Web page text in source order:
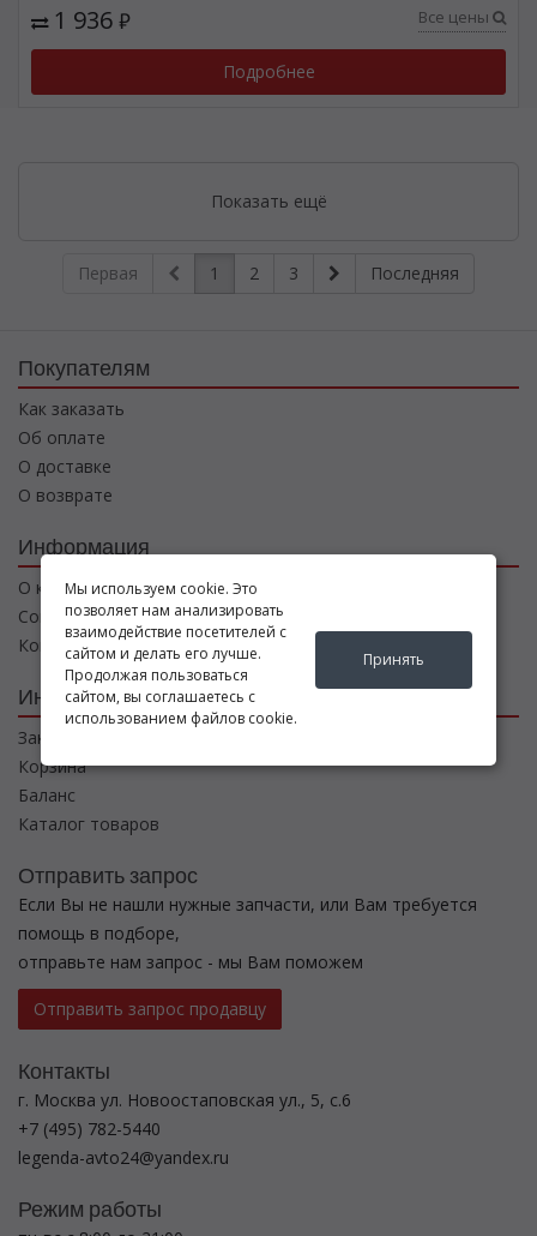
1 936 ₽ Все цены
Подробнее
Показать ещё
Первая 1 2 3 Последняя
Покупателям
Как заказать
Об оплате
О доставке
О возврате
Информация
О компании
Соглашение
Контакты
Интернет магазин
Заказы
Корзина
Баланс
Каталог товаров
Отправить запрос
Если Вы не нашли нужные запчасти, или Вам требуется
помощь в подборе,
отправьте нам запрос - мы Вам поможем
Отправить запрос продавцу
Контакты
г. Москва ул. Новоостаповская ул., 5, с.6
+7 (495) 782-5440
legenda-avto24@yandex.ru
Режим работы
Мы используем cookie. Это
позволяет нам анализировать
взаимодействие посетителей с
сайтом и делать его лучше.
Продолжая пользоваться
сайтом, вы соглашаетесь с
использованием файлов cookie.
Принять